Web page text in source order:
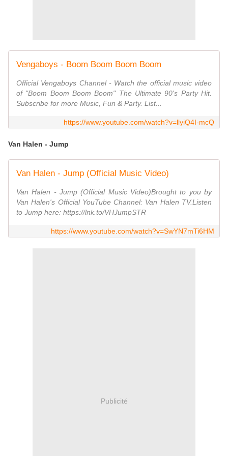
Vengaboys - Boom Boom Boom Boom
Official Vengaboys Channel - Watch the official music video
of "Boom Boom Boom Boom" The Ultimate 90's Party Hit.
Subscribe for more Music, Fun & Party. List...
https://www.youtube.com/watch?v=llyiQ4I-mcQ
Van Halen - Jump
Van Halen - Jump (Official Music Video)
Van Halen - Jump (Official Music Video)Brought to you by
Van Halen's Official YouTube Channel: Van Halen TV.Listen
to Jump here: https://lnk.to/VHJumpSTR
https://www.youtube.com/watch?v=SwYN7mTi6HM
Publicité